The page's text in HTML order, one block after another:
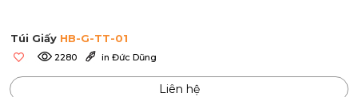
Túi Giấy HB-G-TT-01
2280 in Đức Dũng
Liên hệ